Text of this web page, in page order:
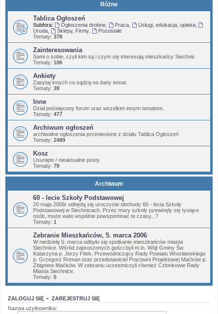
Różne
Tablica Ogłoszeń
Subfora: Ogłoszenia drobne, Praca, Usługi, edukacja, opieka,
Uroda
Sklepy, Firmy,
Pozostałe
Tematy: 378
Zainteresowania
Sami o sobie, czyli kim są i czym się interesują mieszkańcy Siechnic
Tematy: 106
Ankiety
Zapytaj innych co sądzą na dany temat
Tematy: 39
Inne
Dział poświęcony forum oraz wszelkim innym tematom.
Tematy: 477
Archiwum ogłoszeń
archiwalne ogłoszenia przeniesione z działu Tablica Ogłoszeń
Tematy: 2489
Kosz
Usunięte / nieaktualne posty.
Tematy: 79
Archiwum
60 - lecie Szkoły Podstawowej
20 maja 2006r odbędą się uroczyste obchody 60 - lecia Szkoły
Podstawowej w Siechnicach. Przez mury szkoły pzewinęły się tysiące
osób, może wato wspólnie powspominać te czasy...?
Tematy: 1
Zebranie Mieszkańców, 5. marca 2006
W niedzielę 5. marca odbyło się spotkanie mieszkańców miasta
Siechnice. Wśród zaproszonych gości byli m.in. Wójt Gminy Św.
Katarzyna p. Jerzy Fitek, Przewodniczący Rady Powiatu Wrocławskiego
p. Grzegorz Roman oraz przedstawiciel Pracowni Projektowej Maćków p.
Zbigniew Maćków. W zebraniu uczestniczyli również Członkowie Rady
Miasta Siechnice.
Tematy: 5
ZALOGUJ SIĘ • ZAREJESTRUJ SIĘ
Nazwa użytkownika: